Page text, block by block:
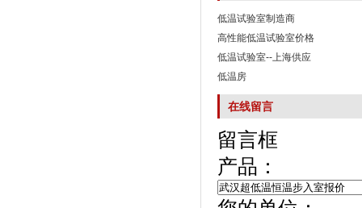
低温试验室制造商
高性能低温试验室价格
低温试验室--上海供应
低温房
在线留言
留言框
产品：